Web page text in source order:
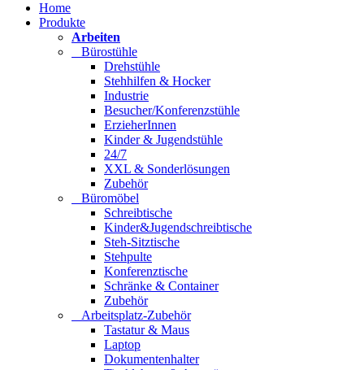
Home
Produkte
Arbeiten
Bürostühle
Drehstühle
Stehhilfen & Hocker
Industrie
Besucher/Konferenzstühle
ErzieherInnen
Kinder & Jugendstühle
24/7
XXL & Sonderlösungen
Zubehör
Büromöbel
Schreibtische
Kinder&Jugendschreibtische
Steh-Sitztische
Stehpulte
Konferenztische
Schränke & Container
Zubehör
Arbeitsplatz-Zubehör
Tastatur & Maus
Laptop
Dokumentenhalter